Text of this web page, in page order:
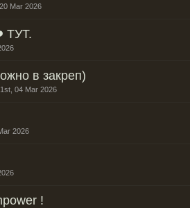
20 Mar 2026
ТУТ.
в закреп)
04 Mar 2026
2026
!